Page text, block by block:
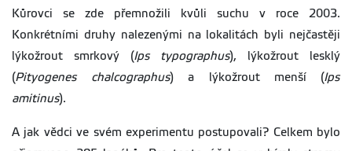
Kůrovci se zde přemnožili kvůli suchu v roce 2003.
Konkrétními druhy nalezenými na lokalitách byli nejčastěji
lýkožrout smrkový (Ips typographus), lýkožrout lesklý
(Pityogenes chalcographus) a lýkožrout menší (Ips
amitinus).
A jak vědci ve svém experimentu postupovali? Celkem bylo